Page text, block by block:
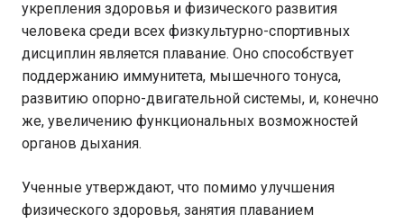
укрепления здоровья и физического развития
человека среди всех физкультурно-спортивных
дисциплин является плавание. Оно способствует
поддержанию иммунитета, мышечного тонуса,
развитию опорно-двигательной системы, и, конечно
же, увеличению функциональных возможностей
органов дыхания.
Ученные утверждают, что помимо улучшения
физического здоровья, занятия плаванием